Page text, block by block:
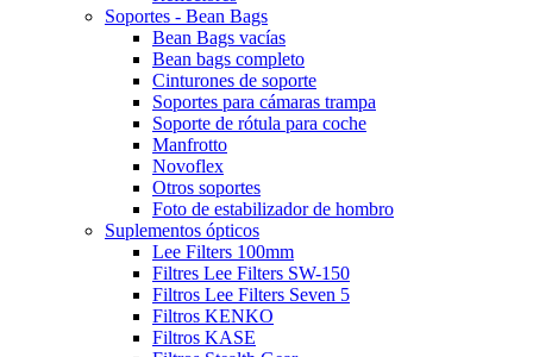
Soportes - Bean Bags
Bean Bags vacías
Bean bags completo
Cinturones de soporte
Soportes para cámaras trampa
Soporte de rótula para coche
Manfrotto
Novoflex
Otros soportes
Foto de estabilizador de hombro
Suplementos ópticos
Lee Filters 100mm
Filtres Lee Filters SW-150
Filtros Lee Filters Seven 5
Filtros KENKO
Filtros KASE